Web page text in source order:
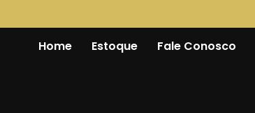
Home Estoque Fale Conosco